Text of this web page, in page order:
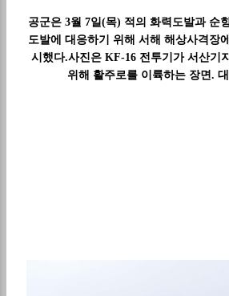
공군은 3월 7일 (목) 적의 화력도발과 순
도발에 대응하기 위해 서해 해상사격장
시했다.사진은KF-16 전투기가 서산기
위해 활주로를 이륙하는 장면 .